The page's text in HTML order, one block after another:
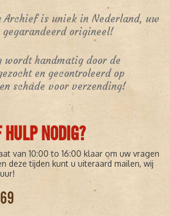
Archief is uniek in Nederland, uw
origineel!
wordt handmatig door de
en gecontroleerd op
schade voor verzending!
NODIG?
van 10:00 to 16:00 klaar om uw vragen
deze tijden kunt u uiteraard mailen, wij